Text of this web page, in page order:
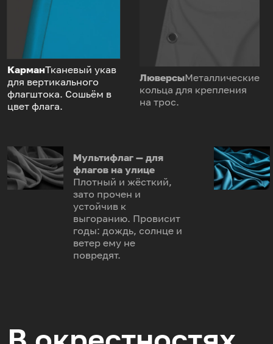
КарманТканевый укав
для вертикального
флагштока. Сошьём в
цвет флага.
ЛюверсыМеталлические
кольца для крепления
на трос.
Мультифлаг — для
флагов на улице
Плотный и жёсткий,
зато прочен и
устойчив к
выгоранию. Провисит
годы: дождь, солнце и
ветер ему не
повредят.